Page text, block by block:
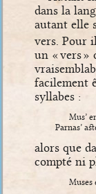
dans la
autant elle
vers. Pour
un « vers »
facilement
syllabes :
Mus’
Parnas’
alors que
compté ni
Muses